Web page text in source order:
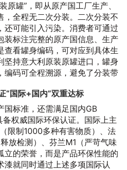
原罐”，即从原产国工厂生产、
，全程无二次分装。二次分装不
还可能引入污染。消费者可通过
装标注完整的原产国信息、生产
查看罐身编码，可对应到具体生
坚持意大利原装原罐进口，罐身
编码可全程溯源，避免了分装带
“国际+国内”双重达标
国标准，还需满足国内GB
权威国际环保认证。国际上主
限制1000多种有害物质）、法
放检测）、芬兰M1（严苛气味
立的荣誉，而是产品环保性能的
漆就同时通过上述多项国际认